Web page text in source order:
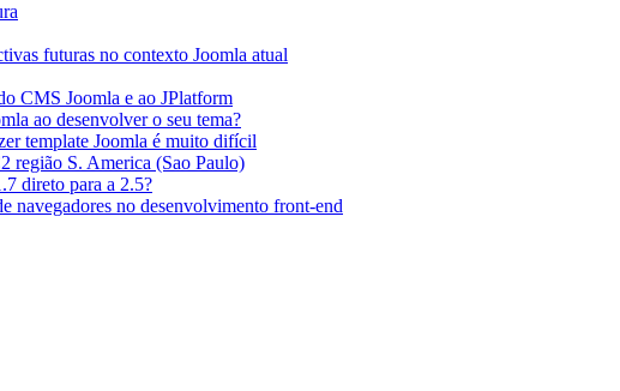
futuras no contexto Joomla atual
CMS Joomla e ao JPlatform
ao desenvolver o seu tema?
template Joomla é muito difícil
região S. America (Sao Paulo)
direto para a 2.5?
navegadores no desenvolvimento front-end